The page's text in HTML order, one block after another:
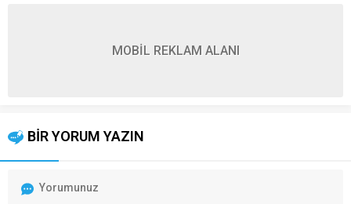
MOBİL REKLAM ALANI
BİR YORUM YAZIN